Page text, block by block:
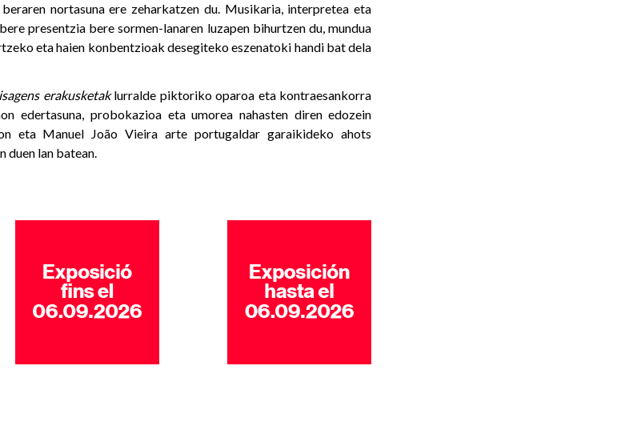
nortasuna ere zeharkatzen du. Musikaria, interpretea eta
presentzia bere sormen-lanaren luzapen bihurtzen du, mundua
eta haien konbentzioak desegiteko eszenatoki handi bat dela
erakusketaklurralde piktoriko oparoa eta kontraesankorra
edertasuna, probokazioa eta umorea nahasten diren edozein
eta Manuel João Vieira arte portugaldar garaikideko ahots
duen lan batean.